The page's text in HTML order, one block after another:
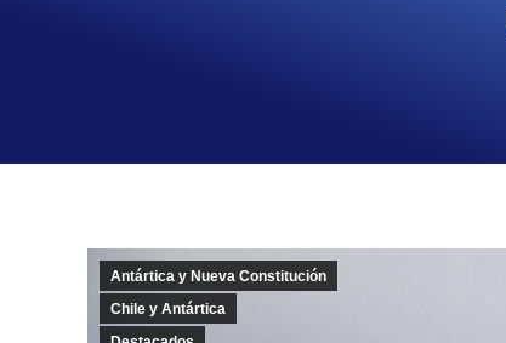
Antártica y Nueva Constitución
Chile y Antártica